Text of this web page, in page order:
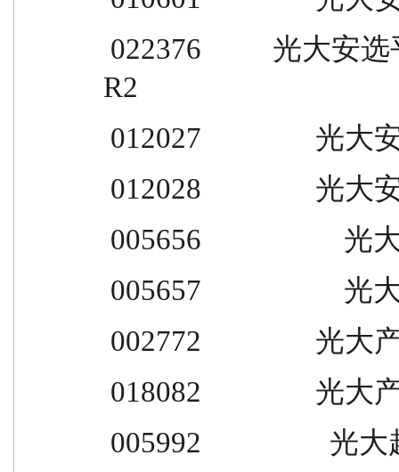
R2
012027                光大
012028                光大
005656                    光
005657                    光
002772                光大
018082                光大
005992                  光